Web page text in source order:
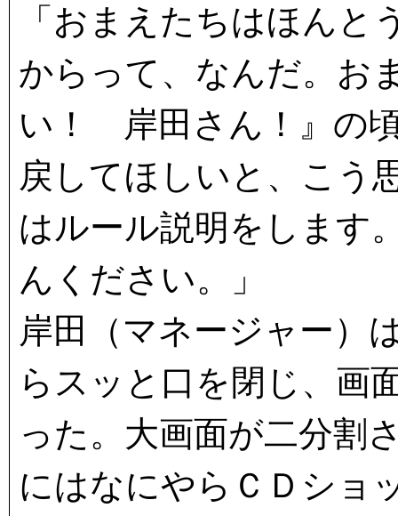
「おまえたちはほんと
からって、なんだ。お
い！ 岸田さん！』の
戻してほしいと、こ
はルール説明をします
んください。」
岸田（マネージャー）
らスッと口を閉じ、画
った。大画面が二分割
にはなにやらＣＤショ